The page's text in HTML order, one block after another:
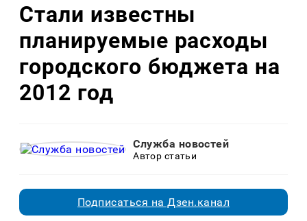
Стали известны
планируемые расходы
городского бюджета на
2012 год
Служба новостей
Автор статьи
Подписаться на Дзен.канал